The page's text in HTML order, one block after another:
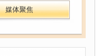
媒体聚焦